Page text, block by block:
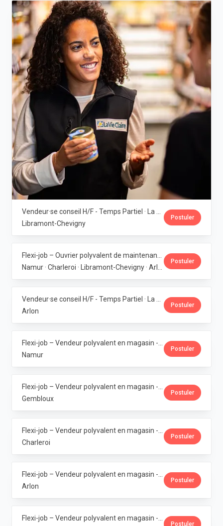
Libramont-Chevigny
Postuler
Postuler
Arlon
Postuler
Namur
Postuler
Gembloux
Postuler
Charleroi
Postuler
Arlon
Postuler
Postuler